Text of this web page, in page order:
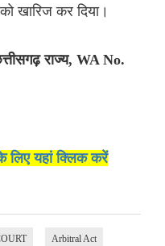
खारिज कर दिया।
राज्य, WA No.
यहां क्लिक करें
Arbitral Act